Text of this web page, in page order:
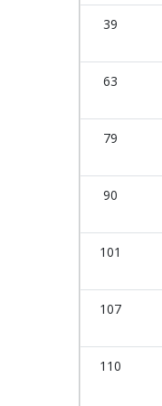
39
63
79
90
101
107
110